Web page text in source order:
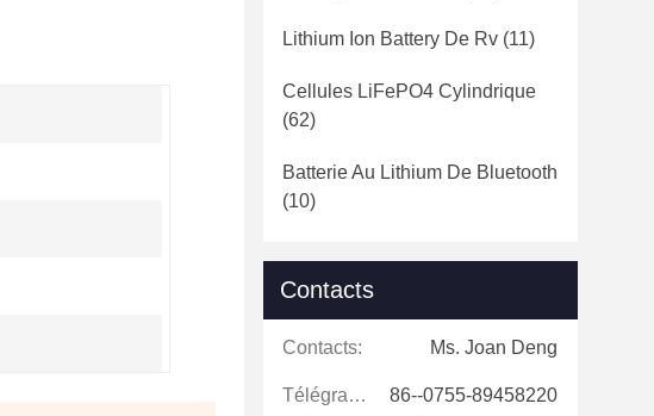
Lithium Ion Battery De Rv (11)
Cellules LiFePO4 Cylindrique
(62)
Batterie Au Lithium De Bluetooth
(10)
Contacts
Contacts: Ms. Joan Deng
Télégramme: 86--0755-89458220